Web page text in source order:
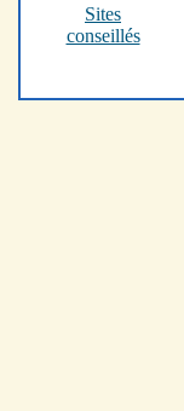
Sites
conseillés